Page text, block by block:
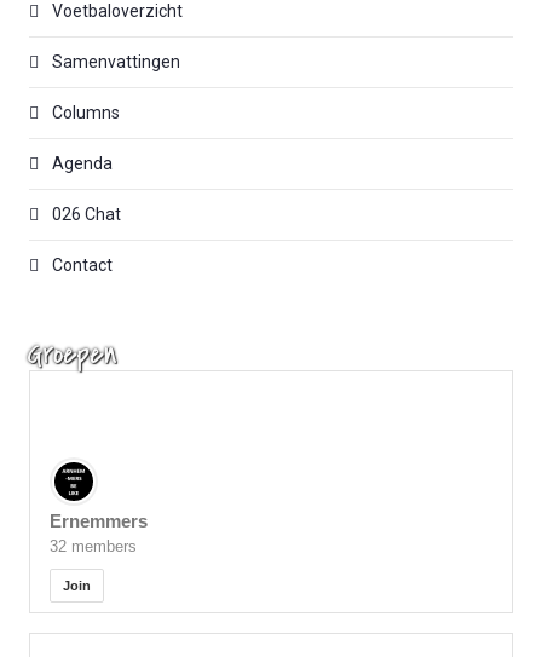
Voetbaloverzicht
Samenvattingen
Columns
Agenda
026 Chat
Contact
Groepen
Ernemmers
32 members
Join